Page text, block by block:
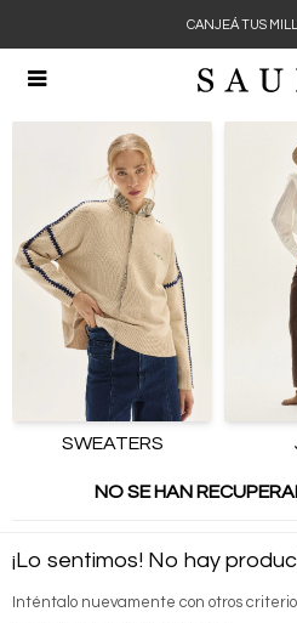

CANJEÁ TUS
SWEATERS
NO SE HAN
¡Lo sentimos! No hay
Inténtalo nuevamente con otros